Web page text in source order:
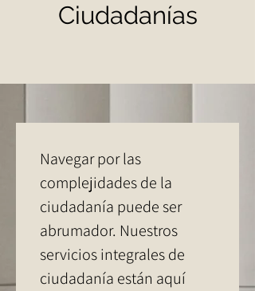
Ciudadanías
Navegar por las
complejidades de la
ciudadanía puede ser
abrumador. Nuestros
servicios integrales de
ciudadanía están aquí